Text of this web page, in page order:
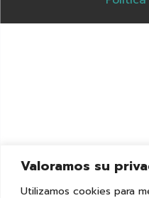
Valoramos su
Utilizamos cookies para